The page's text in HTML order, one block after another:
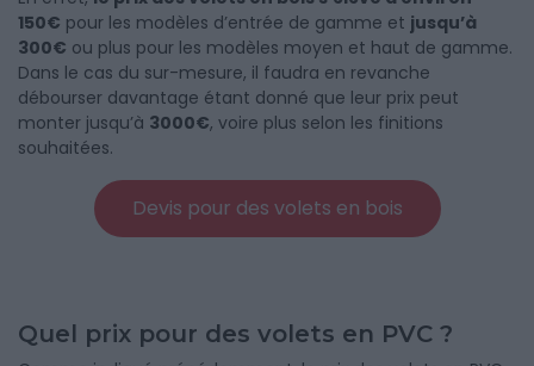
150€ pour les modèles d’entrée de gamme et jusqu’à
300€ ou plus pour les modèles moyen et haut de gamme.
Dans le cas du sur-mesure, il faudra en revanche
débourser davantage étant donné que leur prix peut
monter jusqu’à 3000€, voire plus selon les finitions
souhaitées.
Devis pour des volets en bois
Quel prix pour des volets en PVC ?